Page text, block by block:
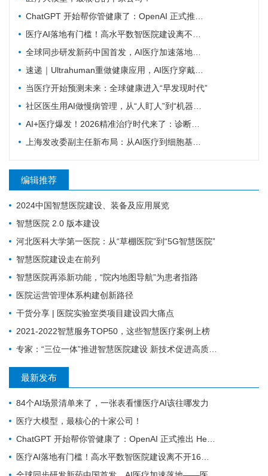
ChatGPT 开始帮你管健康了：OpenAI 正式推出 Health 功能，AI 进入医疗意味着什么？
医疗AI落地有门槛！高水平数智医院建设离不开16个能力（附自查表）
全球同步研发新药中国首发，AI医疗加速落地——医疗前沿资讯速览
速递｜Ultrahuman重做健康应用，AI医疗穿戴从“看数据”转向“给行动”
当医疗开始预测未来：全球健康进入“早发现时代”
社区医生用AI做慢病管理，从“人盯人”到“机器盯数据”
AI+医疗爆发！2026精准治疗时代来了：诊断准确率98%+，100+罕见病不再“无药可医”？
上海发改委副主任新布局：从AI医疗到细胞基因治疗，探寻前沿医疗产业增长密码
编辑推荐
2024中国智慧医院建设、装备及应用展览
智慧医院 2.0 版本建设
河北医科大学第一医院：从“草棚医院”到“5G智慧医院”
智慧医院建设走在前列
智慧医院再添新功能，“院内地图导航”为患者指路
医院运营管理体系构建创新路径
干货分享 | 医院实验室类项目建设四大痛点
2021-2022智慧服务TOP50，这些智慧医疗案例上榜
专家：“三位一体”推进智慧医院建设 新技术促进高质量发展
最新发布
84个AI场景清单来了，一张表看懂医疗AI该往哪发力
医疗大模型，最核心的十家公司！
ChatGPT 开始帮你管健康了：OpenAI 正式推出 Health 功能，AI 进入医疗意味着什么？
医疗AI落地有门槛！高水平数智医院建设离不开16个能力（附自查表）